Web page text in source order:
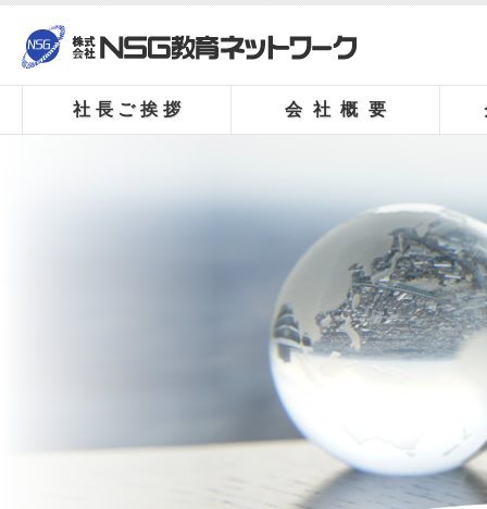
社長ご挨拶 会社概要